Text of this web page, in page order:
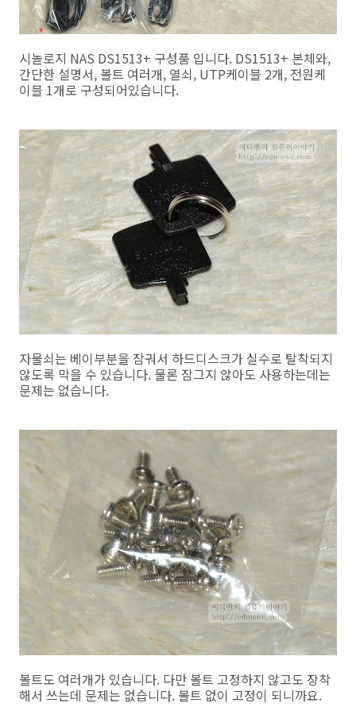
시놀로지 NAS DS1513+ 구성품 입니다. DS1513+ 본체와,
간단한 설명서, 볼트 여러개, 열쇠, UTP케이블 2개, 전원케
이블 1개로 구성되어있습니다.
자물쇠는 베이부분을 잠궈서 하드디스크가 실수로 탈착되지
않도록 막을 수 있습니다. 물론 잠그지 않아도 사용하는데는
문제는 없습니다.
볼트도 여러개가 있습니다. 다만 볼트 고정하지 않고도 장착
해서 쓰는데 문제는 없습니다. 볼트 없이 고정이 되니까요.